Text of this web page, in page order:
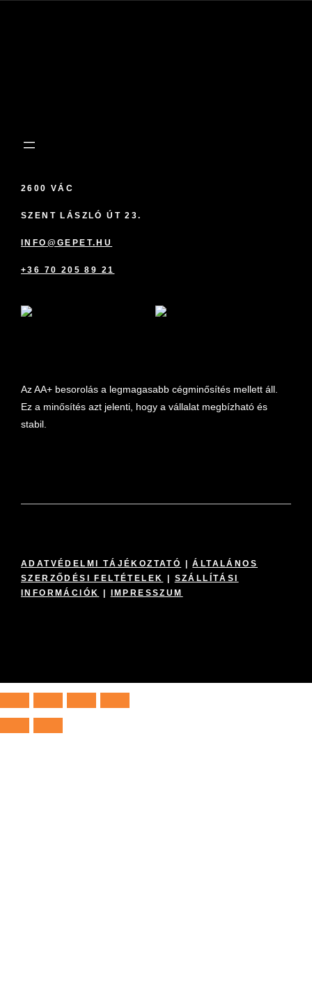
2600 VÁC
SZENT LÁSZLÓ ÚT 23.
INFO@GEPET.HU
+36 70 205 89 21
Az AA+ besorolás a legmagasabb cégminősítés mellett áll.
Ez a minősítés azt jelenti, hogy a vállalat megbízható és
stabil.
ADATVÉDELMI TÁJÉKOZTATÓ |ÁLTALÁNOS
SZERZŐDÉSI FELTÉTELEK
SZÁLLÍTÁSI
INFORMÁCIÓK
IMPRESSZUM